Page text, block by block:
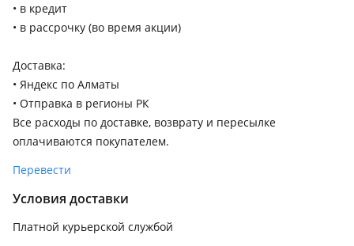
• в кредит
• в рассрочку (во время акции)
Доставка:
• Яндекс по Алматы
• Отправка в регионы РК
Все расходы по доставке, возврату и пересылке
оплачиваются покупателем.
Перевести
Условия доставки
Платной курьерской службой